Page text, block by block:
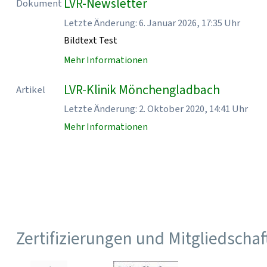
Dokument LVR-Newsletter
Letzte Änderung: 6. Januar 2026, 17:35 Uhr
Bildtext Test
Mehr Informationen
Artikel LVR-Klinik Mönchengladbach
Letzte Änderung: 2. Oktober 2020, 14:41 Uhr
Mehr Informationen
Zertifizierungen und